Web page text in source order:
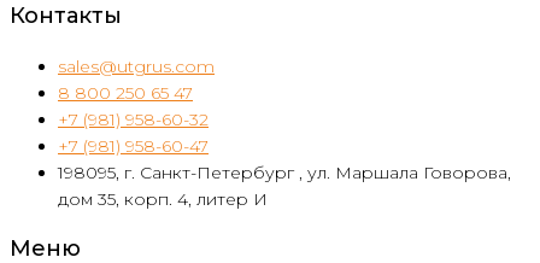
Контакты
sales@utgrus.com
8 800 250 65 47
+7 (981) 958-60-32
+7 (981) 958-60-47
198095, г. Санкт-Петербург , ул. Маршала Говорова,
дом 35, корп. 4, литер И
Меню